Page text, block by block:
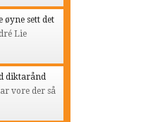
øyne sett det
Lie
diktarånd
vore der så